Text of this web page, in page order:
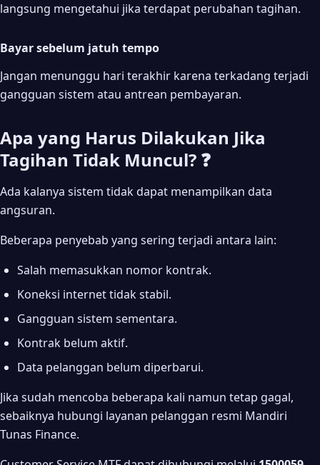
langsung mengetahui jika terdapat perubahan tagihan.
Bayar sebelum jatuh tempo
Jangan menunggu hari terakhir karena terkadang terjadi
gangguan sistem atau antrean pembayaran.
Apa yang Harus Dilakukan Jika
Tagihan Tidak Muncul? ❓
Ada kalanya sistem tidak dapat menampilkan data
angsuran.
Beberapa penyebab yang sering terjadi antara lain:
Salah memasukkan nomor kontrak.
Koneksi internet tidak stabil.
Gangguan sistem sementara.
Kontrak belum aktif.
Data pelanggan belum diperbarui.
Jika sudah mencoba beberapa kali namun tetap gagal,
sebaiknya hubungi layanan pelanggan resmi Mandiri
Tunas Finance.